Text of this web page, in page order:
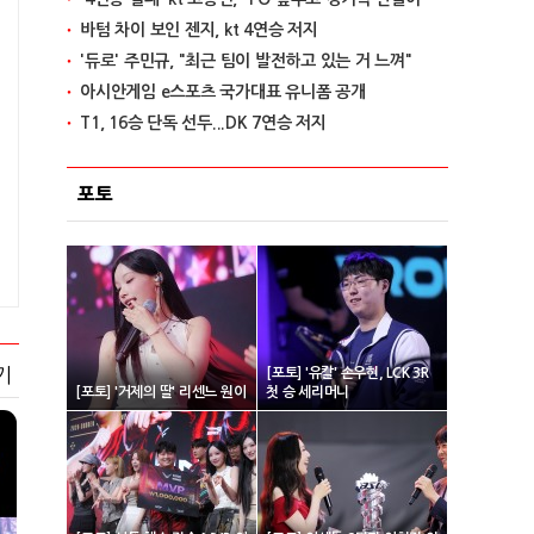
바텀 차이 보인 젠지, kt 4연승 저지
'듀로' 주민규, "최근 팀이 발전하고 있는 거 느껴"
아시안게임 e스포츠 국가대표 유니폼 공개
T1, 16승 단독 선두...DK 7연승 저지
포토
[포토] '거제의 딸' 리센느 원이
[포토] '유칼' 손우현, LCK 3R
첫 승 세리머니